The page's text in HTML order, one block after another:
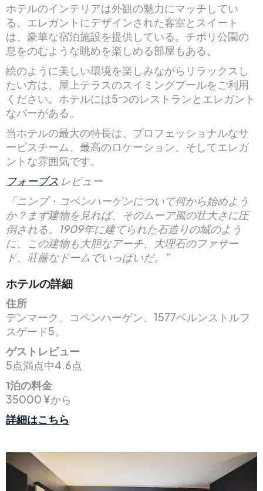
ホテルのインテリアは外観の魅力にマッチしてい
る。エレガントにデザインされた客室とスイート
は、豪華な宿泊施設を提供している。チボリ公園の
息をのむような眺めを楽しめる部屋もある。
絵のように美しい環境を楽しみながらリラックスし
たい方は、屋上テラスのスイミングプールをご利用
ください。ホテルには5つのレストランとエレガント
なバーがある。
当ホテルの最大の特長は、プロフェッショナルなサ
ービスチーム、最高のロケーション、そしてエレガ
ントな雰囲気です。
フォーブス レビュー
「ニンブ・コペンハーゲンについて何から始めよう
か？まず建物を見れば、そのムーア風の壮大さに圧
倒される。1909年に建てられた石造りの城のよう
に、この建物も大胆なアーチ、大理石のファサー
ド、荘厳なドームでいっぱいだ。”
ホテルの詳細
住所
デンマーク、コペンハーゲン、1577ベルンストルフ
スゲード5。
ゲストレビュー
5点満点中4.6点
1泊の料金
35000 ¥から
詳細はこちら